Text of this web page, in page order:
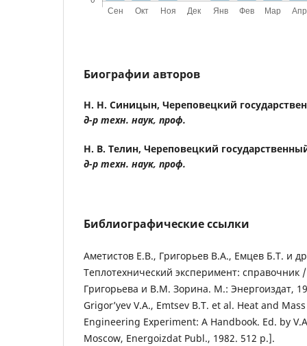
Биографии авторов
Н. Н. Синицын, Череповецкий
д-р техн. наук, проф.
Н. В. Телин, Череповецкий
д-р техн. наук, проф.
Библиографические ссылки
Аметистов Е.В., Григорьев В.А., Емцев Б.Т. и
Теплотехнический эксперимент:
Григорьева и В.М. Зорина. М.: Энергоиздат,
Grigor’yev V.A., Emtsev B.T. et al. Heat and
Engineering Experiment: A Handbook. Ed. by
Moscow, Energoizdat Publ., 1982. 512 p.].